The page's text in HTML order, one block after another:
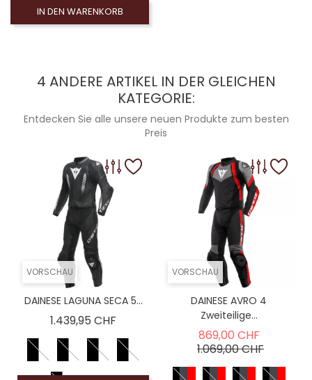
IN DEN WARENKORB
4 ANDERE ARTIKEL IN DER GLEICHEN
KATEGORIE:
Entdecken Sie alle unsere neuen Produkte zum besten
Preis
VORSCHAU
DAINESE LAGUNA SECA 5...
1.439,95 CHF
VORSCHAU
DAINESE AVRO 4
Zweiteilige...
869,00 CHF
1.069,00 CHFPreis